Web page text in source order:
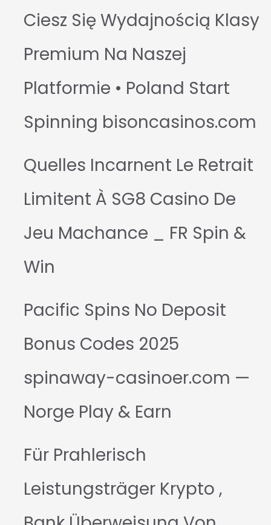
Ciesz Się Wydajnością Klasy
Premium Na Naszej
Platformie • Poland Start
Spinning bisoncasinos.com
Quelles Incarnent Le Retrait
Limitent À SG8 Casino De
Jeu Machance _ FR Spin &
Win
Pacific Spins No Deposit
Bonus Codes 2025
spinaway-casinoer.com —
Norge Play & Earn
Für Prahlerisch
Leistungsträger Krypto ,